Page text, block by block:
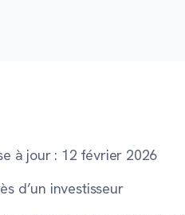
à jour : 12 février 2026
d’un investisseur